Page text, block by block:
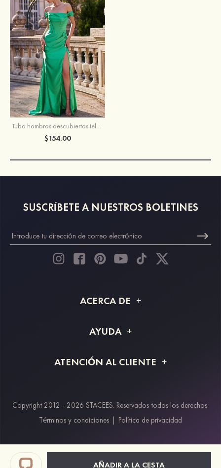
AÑADIR A LA CESTA
Tubo hombros descubiertos tela charmeuse barrer tren vestido de graduación
$154.00
SUSCRÍBETE A NUESTROS BOLETINES
ACERCA DE
Información de envío
AYUDA
Devoluciones y reembolsos
ATENCIÓN AL CLIENTE
Métodos de pago
Klarna
Paypal
Copyright 2012 - 2026 STACEES. Reservados todos los derechos.
Términos y condiciones
Política de privacidad